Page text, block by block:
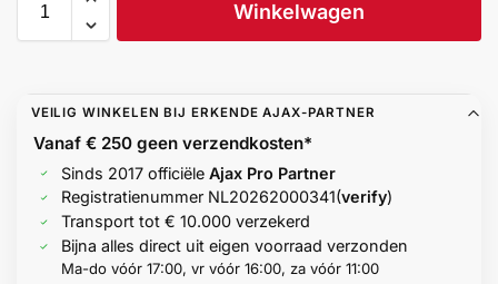
Winkelwagen
VEILIG WINKELEN BIJ ERKENDE AJAX-PARTNER
Vanaf € 250 geenverzendkosten*
Sinds 2017 officiële Ajax Pro Partner
Registratienummer NL20262000341(verify)
Transport tot € 10.000 verzekerd
Bijna alles direct uit eigen voorraad verzonden
Ma-do vóór 17:00, vr vóór 16:00, za vóór 11:00